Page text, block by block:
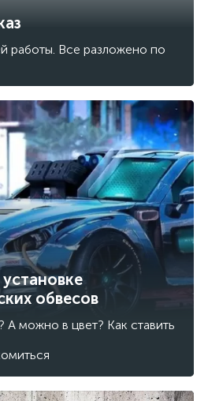
работы. Все разложено по
обвесов
А можно в цвет? Как ставить